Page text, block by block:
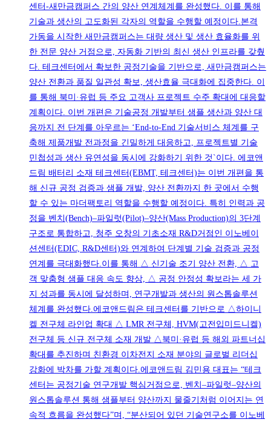
센터-새만금캠퍼스 간의 양산 연계체계를 완성했다. 이를 통해
기술과 생산의 고도화된 각자의 역할을 수행할 예정이다.본격
가동을 시작한 새만금캠퍼스는 대량 생산 및 생산 효율화를 위
한 전문 양산 거점으로, 자동화 기반의 최신 생산 인프라를 갖췄
다. 테크센터에서 확보한 공정기술을 기반으로, 새만금캠퍼스는
양산 전환과 품질 일관성 확보, 생산효율 극대화에 집중한다. 이
를 통해 북미·유럽 등 주요 고객사 프로젝트 수주 확대에 대응할
계획이다. 이번 개편은 기술공정 개발부터 샘플 생산과 양산 대
응까지 전 단계를 아우르는 ‘End-to-End 기술서비스 체계를 구
축해 제품개발 전과정을 긴밀하게 대응하고, 프로젝트별 기술
민첩성과 생산 유연성을 동시에 강화하기 위한 것`이다. 에코앤
드림 배터리 소재 테크센터(EBMT, 테크센터)는 이번 개편을 통
해 신규 공정 검증과 샘플 개발, 양산 전환까지 한 곳에서 수행
할 수 있는 마더팩토리 역할을 수행할 예정이다. 특히 인력과 공
정을 벤치(Bench)–파일럿(Pilot)–양산(Mass Production)의 3단계
구조로 통합하고, 청주 오창의 기초소재 R&D거점인 이노베이
션센터(EDIC, R&D센터)와 연계하여 단계별 기술 검증과 공정
연계를 극대화했다.이를 통해 △ 신기술 조기 양산 전환, △ 고
객 맞춤형 샘플 대응 속도 향상, △ 공정 안정성 확보라는 세 가
지 성과를 동시에 달성하며, 연구개발과 생산의 원스톱솔루션
체계를 완성했다.에코앤드림은 테크센터를 기반으로 △하이니
켈 전구체 라인업 확대 △ LMR 전구체, HVM(고전입미드니켈)
전구체 등 신규 전구체 소재 개발 △북미·유럽 등 해외 파트너십
확대를 추진하며 친환경 이차전지 소재 분야의 글로벌 리더십
강화에 박차를 가할 계획이다.에코앤드림 김민용 대표는 “테크
센터는 공정기술 연구개발 핵심거점으로, 벤치–파일럿–양산의
원스톱솔루션 통해 샘플부터 양산까지 물줄기처럼 이어지는 연
속적 흐름을 완성했다”며, “분산되어 있던 기술연구소를 이노베